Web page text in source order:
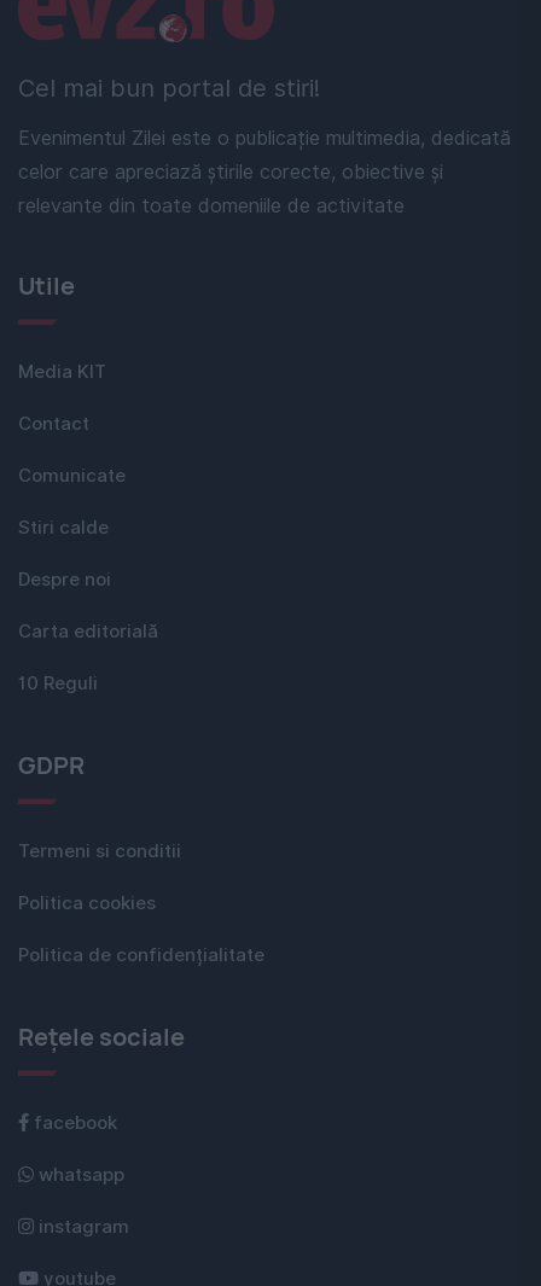
Cel mai bun portal de stiri!
Evenimentul Zilei este o publicație multimedia, dedicată
celor care apreciază știrile corecte, obiective și
relevante din toate domeniile de activitate
Utile
Media KIT
Contact
Comunicate
Stiri calde
Despre noi
Carta editorială
10 Reguli
GDPR
Termeni si conditii
Politica cookies
Politica de confidențialitate
Rețele sociale
facebook
whatsapp
instagram
youtube